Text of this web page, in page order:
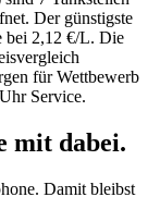
Der günstigste
bei 2,12 €/L. Die
für Wettbewerb
Service.
mit dabei.
Damit bleibst